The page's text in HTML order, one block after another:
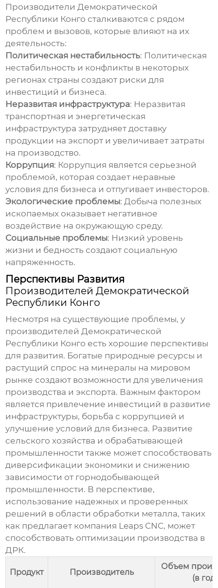
Производители Демократической
Республики Конго сталкиваются с рядом
проблем и вызовов, которые влияют на их
деятельность:
Политическая нестабильность: Политическая
нестабильность и конфликты в некоторых
регионах страны создают риски для
инвестиций и бизнеса.
Неразвитая инфраструктура: Неразвитая
транспортная и энергетическая
инфраструктура затрудняет доставку
продукции на экспорт и увеличивает затраты
на производство.
Коррупция: Коррупция является серьезной
проблемой, которая создает неравные
условия для бизнеса и отпугивает инвесторов.
Экологические проблемы: Добыча полезных
ископаемых оказывает негативное
воздействие на окружающую среду.
Социальные проблемы: Низкий уровень
жизни и бедность создают социальную
напряженность.
Перспективы Развития
Производителей Демократической
Республики Конго
Несмотря на существующие проблемы, у
производителей Демократической
Республики Конго есть хорошие перспективы
для развития. Богатые природные ресурсы и
растущий спрос на минералы на мировом
рынке создают возможности для увеличения
производства и экспорта. Важным фактором
является привлечение инвестиций в развитие
инфраструктуры, борьба с коррупцией и
улучшение условий для бизнеса. Развитие
сельского хозяйства и обрабатывающей
промышленности также может способствовать
диверсификации экономики и снижению
зависимости от горнодобывающей
промышленности. В перспективе,
использование надежных и проверенных
решений в области обработки металла, таких
как предлагает компания Leaps CNC, может
способствовать оптимизации производства в
ДРК.
Продукт Производитель
Объем
(в год)